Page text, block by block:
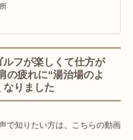
フが楽しくて仕方が
の疲れに“湯治場のよ
なりました
で知りたい方は、こちらの動画